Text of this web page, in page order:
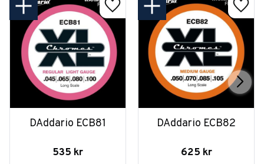
DAddario ECB81
535 kr
DAddario ECB82
625 kr